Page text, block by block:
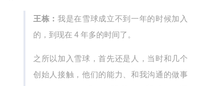
王栋： 我是在雪球成立不到一年的时候加入
的，到现在 4 年多的时间了。
之所以加入雪球，首先还是人，当时和几个
创始人接触，他们的能力、和我沟通的做事